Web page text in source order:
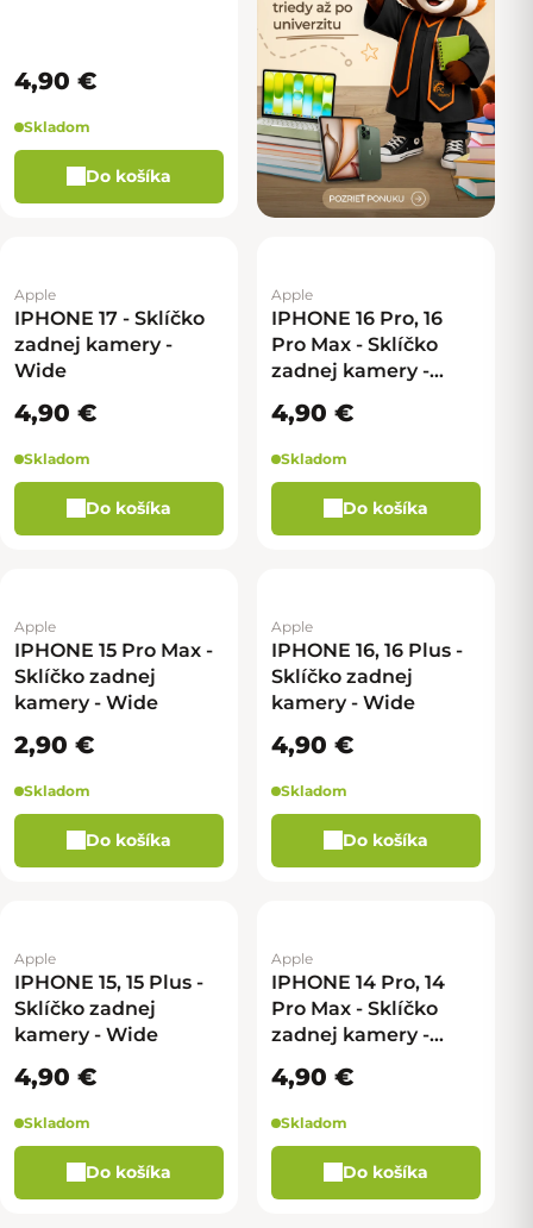
4,90 €
Skladom
Do košíka
Apple
IPHONE 17 - Sklíčko
zadnej kamery -
Wide
4,90 €
Skladom
Do košíka
Apple
IPHONE 16 Pro, 16
Pro Max - Sklíčko
zadnej kamery -
4,90 €
Skladom
Do košíka
Apple
IPHONE 15 Pro Max -
Sklíčko zadnej
kamery - Wide
2,90 €
Skladom
Do košíka
Apple
IPHONE 16, 16 Plus -
Sklíčko zadnej
kamery - Wide
4,90 €
Skladom
Do košíka
Apple
IPHONE 15, 15 Plus -
Sklíčko zadnej
kamery - Wide
4,90 €
Skladom
Do košíka
Apple
IPHONE 14 Pro, 14
Pro Max - Sklíčko
zadnej kamery -
4,90 €
Skladom
Do košíka